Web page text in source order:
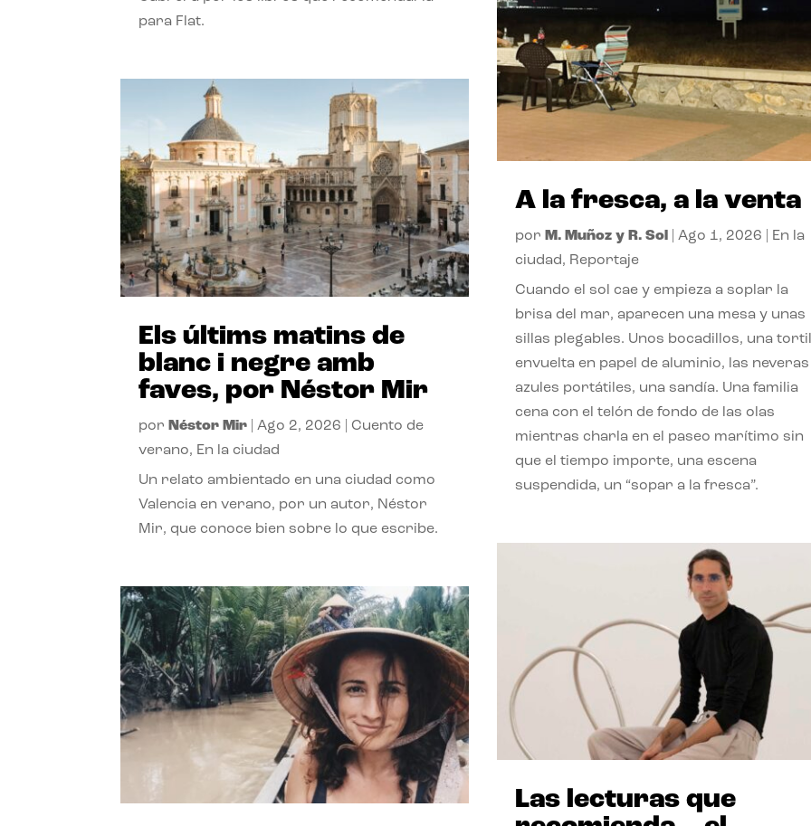
para Flat.
Els últims matins de
blanc i negre amb
faves, por Néstor Mir
por Néstor Mir |Ago 2, 2026 |Cuento de
verano, En la ciudad
Un relato ambientado en una ciudad como
Valencia en verano, por un autor, Néstor
Mir, que conoce bien sobre lo que escribe.
A la fresca, a la venta
por M. Muñoz y R. Sol Ago 1, 2026
En la
ciudad, Reportaje
Cuando el sol cae y empieza a soplar la
brisa del mar, aparecen una mesa y unas
sillas plegables. Unos bocadillos, una
envuelta en papel de aluminio, las neveras
azules portátiles, una sandía. Una familia
cena con el telón de fondo de las olas
mientras charla en el paseo marítimo sin
que el tiempo importe, una escena
suspendida, un “sopar a la fresca”.
Las lecturas que